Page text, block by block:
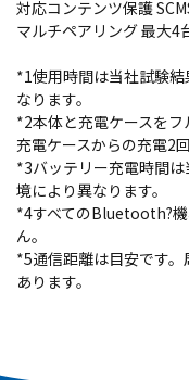
対応コンテンツ保護
マルチペアリング 最大4
*1使用時間は当社試験
なります。
*2本体と充電ケースを
充電ケースからの充電2
*3バッテリー充電時間
境により異なります。
*4すべてのBluetooth?
ん。
*5通信距離は目安です
あります。